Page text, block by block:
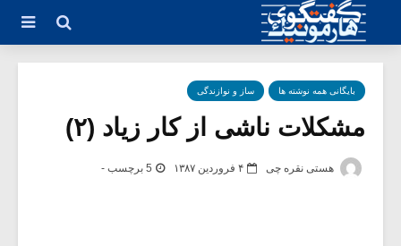
بایگانی همه نوشته ها ساز و نوازندگی
مشکلات ناشی از کار زیاد (۲)
هستی نقره چی ۴ فروردین ۱۳۸۷ 5 برچسب -